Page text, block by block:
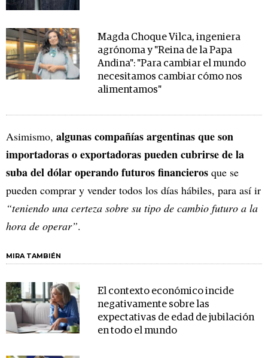
Magda Choque Vilca, ingeniera
agrónoma y "Reina de la Papa
Andina": "Para cambiar el mundo
necesitamos cambiar cómo nos
alimentamos"
Asimismo, algunas compañías argentinas que son
importadoras o exportadoras pueden cubrirse de la
suba del dólar operando futuros financieros que se
pueden comprar y vender todos los días hábiles, para así ir
“teniendo una certeza sobre su tipo de cambio futuro a la
hora de operar”.
MIRA TAMBIÉN
El contexto económico incide
negativamente sobre las
expectativas de edad de jubilación
en todo el mundo